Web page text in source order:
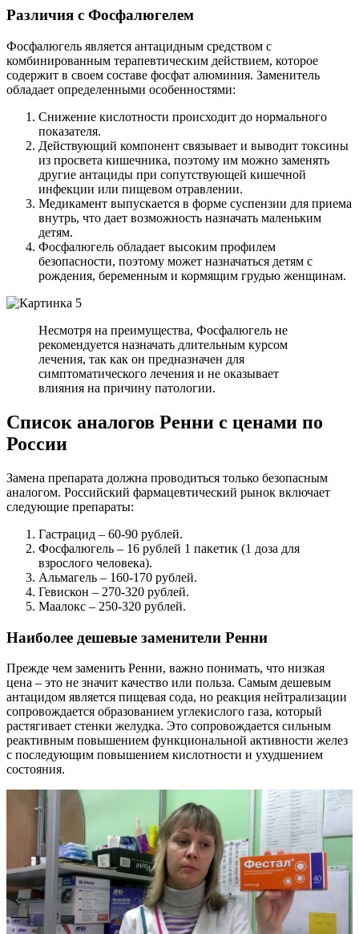
Различия с Фосфалюгелем
Фосфалюгель является антацидным средством с
комбинированным терапевтическим действием, которое
содержит в своем составе фосфат алюминия. Заменитель
обладает определенными особенностями:
Снижение кислотности происходит до нормального
показателя.
Действующий компонент связывает и выводит токсины
из просвета кишечника, поэтому им можно заменять
другие антациды при сопутствующей кишечной
инфекции или пищевом отравлении.
Медикамент выпускается в форме суспензии для приема
внутрь, что дает возможность назначать маленьким
детям.
Фосфалюгель обладает высоким профилем
безопасности, поэтому может назначаться детям с
рождения, беременным и кормящим грудью женщинам.
Несмотря на преимущества, Фосфалюгель не
рекомендуется назначать длительным курсом
лечения, так как он предназначен для
симптоматического лечения и не оказывает
влияния на причину патологии.
Список аналогов Ренни с ценами по
России
Замена препарата должна проводиться только безопасным
аналогом. Российский фармацевтический рынок включает
следующие препараты:
Гастрацид – 60-90 рублей.
Фосфалюгель – 16 рублей 1 пакетик (1 доза для
взрослого человека).
Альмагель – 160-170 рублей.
Гевискон – 270-320 рублей.
Маалокс – 250-320 рублей.
Наиболее дешевые заменители Ренни
Прежде чем заменить Ренни, важно понимать, что низкая
цена – это не значит качество или польза. Самым дешевым
антацидом является пищевая сода, но реакция нейтрализации
сопровождается образованием углекислого газа, который
растягивает стенки желудка. Это сопровождается сильным
реактивным повышением функциональной активности желез
с последующим повышением кислотности и ухудшением
состояния.